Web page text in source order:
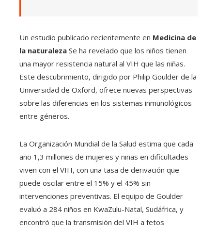
Un estudio publicado recientemente en Medicina de
la naturaleza Se ha revelado que los niños tienen
una mayor resistencia natural al VIH que las niñas.
Este descubrimiento, dirigido por Philip Goulder de la
Universidad de Oxford, ofrece nuevas perspectivas
sobre las diferencias en los sistemas inmunológicos
entre géneros.
La Organización Mundial de la Salud estima que cada
año 1,3 millones de mujeres y niñas en dificultades
viven con el VIH, con una tasa de derivación que
puede oscilar entre el 15% y el 45% sin
intervenciones preventivas. El equipo de Goulder
evaluó a 284 niños en KwaZulu-Natal, Sudáfrica, y
encontró que la transmisión del VIH a fetos